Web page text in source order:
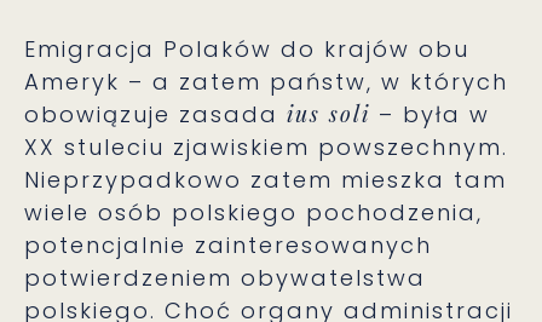
Emigracja Polaków do krajów obu
Ameryk – a zatem państw, w których
obowiązuje zasada ius soli – była w
XX stuleciu zjawiskiem powszechnym.
Nieprzypadkowo zatem mieszka tam
wiele osób polskiego pochodzenia,
potencjalnie zainteresowanych
potwierdzeniem obywatelstwa
polskiego. Choć organy administracji